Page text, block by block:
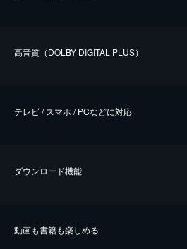
⾼⾳質（DOLBY DIGITAL PLUS）
テレビ / スマホ / PCなどに対応
ダウンロード機能
動画も書籍も楽しめる